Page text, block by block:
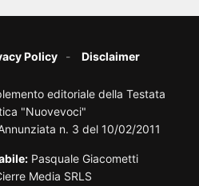
Policy Disclaimer
editoriale della Testata
"Nuovevoci"
n. 3 del 10/02/2011
Pasquale Giacometti
Media SRLS